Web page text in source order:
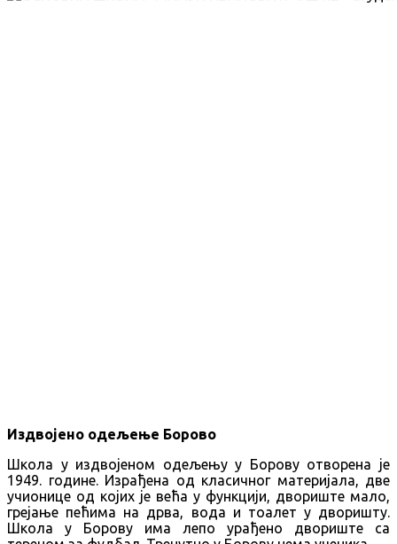
Издвојено одељење Борово
Школа у издвојеном одељењу у Борову отворена је
1949. године. Израђена од класичног материјала, две
учионице од којих је већа у функцији, двориште мало,
грејање пећима на дрва, вода и тоалет у дворишту.
Школа у Борову има лепо урађено двориште са